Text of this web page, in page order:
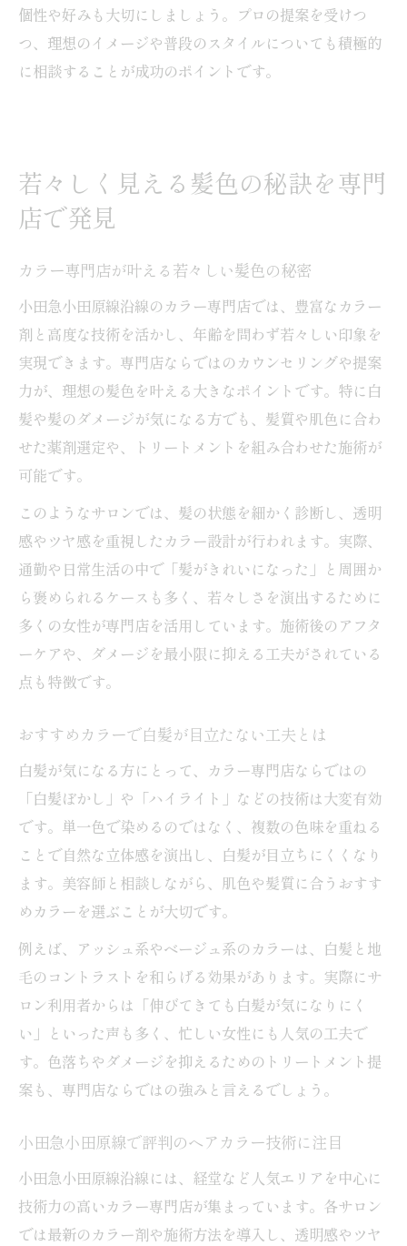
個性や好みも大切にしましょう。プロの提案を受けつ
つ、理想のイメージや普段のスタイルについても積極的
に相談することが成功のポイントです。
若々しく見える髪色の秘訣を専門
店で発見
カラー専門店が叶える若々しい髪色の秘密
小田急小田原線沿線のカラー専門店では、豊富なカラー
剤と高度な技術を活かし、年齢を問わず若々しい印象を
実現できます。専門店ならではのカウンセリングや提案
力が、理想の髪色を叶える大きなポイントです。特に白
髪や髪のダメージが気になる方でも、髪質や肌色に合わ
せた薬剤選定や、トリートメントを組み合わせた施術が
可能です。
このようなサロンでは、髪の状態を細かく診断し、透明
感やツヤ感を重視したカラー設計が行われます。実際、
通勤や日常生活の中で「髪がきれいになった」と周囲か
ら褒められるケースも多く、若々しさを演出するために
多くの女性が専門店を活用しています。施術後のアフタ
ーケアや、ダメージを最小限に抑える工夫がされている
点も特徴です。
おすすめカラーで白髪が目立たない工夫とは
白髪が気になる方にとって、カラー専門店ならではの
「白髪ぼかし」や「ハイライト」などの技術は大変有効
です。単一色で染めるのではなく、複数の色味を重ねる
ことで自然な立体感を演出し、白髪が目立ちにくくなり
ます。美容師と相談しながら、肌色や髪質に合うおすす
めカラーを選ぶことが大切です。
例えば、アッシュ系やベージュ系のカラーは、白髪と地
毛のコントラストを和らげる効果があります。実際にサ
ロン利用者からは「伸びてきても白髪が気になりにく
い」といった声も多く、忙しい女性にも人気の工夫で
す。色落ちやダメージを抑えるためのトリートメント提
案も、専門店ならではの強みと言えるでしょう。
小田急小田原線で評判のヘアカラー技術に注目
小田急小田原線沿線には、経堂など人気エリアを中心に
技術力の高いカラー専門店が集まっています。各サロン
では最新のカラー剤や施術方法を導入し、透明感やツヤ